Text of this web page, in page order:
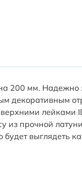
200 мм. Надежно
декоративным
лейками
прочной
выглядеть